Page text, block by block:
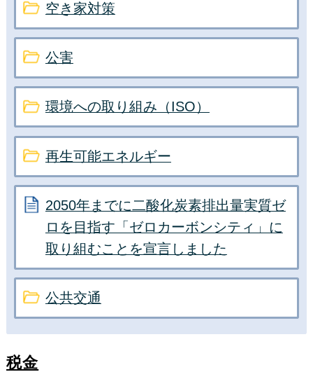
空き家対策
公害
環境への取り組み（ISO）
再生可能エネルギー
2050年までに二酸化炭素排出量実質ゼ
ロを目指す「ゼロカーボンシティ」に
取り組むことを宣言しました
公共交通
税金